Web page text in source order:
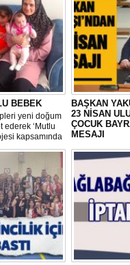
BEBEK
yeni doğum
ederek ‘Mutlu
kapsamında
temel
eğitim
BAŞKAN
23 NİSAN
ÇOCUK
MESAJI
Gölbaşı
Odabaşı,
Egemenlik ve
kutladığı bir